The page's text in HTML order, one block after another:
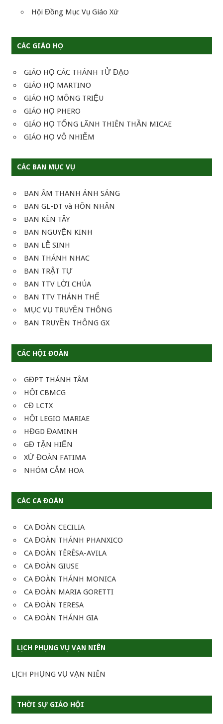
Hội Đồng Mục Vụ Giáo Xứ
CÁC GIÁO HỌ
GIÁO HỌ CÁC THÁNH TỬ ĐẠO
GIÁO HỌ MARTINO
GIÁO HỌ MÔNG TRIỆU
GIÁO HỌ PHERO
GIÁO HỌ TỔNG LÃNH THIÊN THẦN MICAE
GIÁO HỌ VÔ NHIỄM
CÁC BAN MỤC VỤ
BAN ÂM THANH ÁNH SÁNG
BAN GL-DT và HÔN NHÂN
BAN KÈN TÂY
BAN NGUYỆN KINH
BAN LỄ SINH
BAN THÁNH NHAC
BAN TRẬT TỰ
BAN TTV LỜI CHÚA
BAN TTV THÁNH THỂ
MỤC VỤ TRUYỀN THÔNG
BAN TRUYỀN THÔNG GX
CÁC HỘI ĐOÀN
GĐPT THÁNH TÂM
HỘI CBMCG
CĐ LCTX
HỘI LEGIO MARIAE
HĐGD ĐAMINH
GĐ TẬN HIẾN
XỨ ĐOÀN FATIMA
NHÓM CẮM HOA
CÁC CA ĐOÀN
CA ĐOÀN CECILIA
CA ĐOÀN THÁNH PHANXICO
CA ĐOÀN TÊRÊSA-AVILA
CA ĐOÀN GIUSE
CA ĐOÀN THÁNH MONICA
CA ĐOÀN MARIA GORETTI
CA ĐOÀN TERESA
CA ĐOÀN THÁNH GIA
LỊCH PHỤNG VỤ VẠN NIÊN
LỊCH PHỤNG VỤ VẠN NIÊN
THỜI SỰ GIÁO HỘI